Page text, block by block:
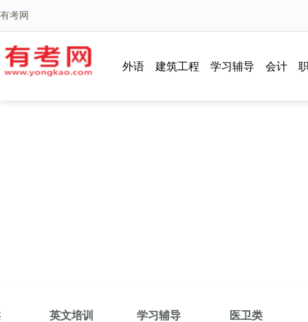
有考网
外语 建筑工程 学习辅导 会计
英文培训 学习辅导 医卫类